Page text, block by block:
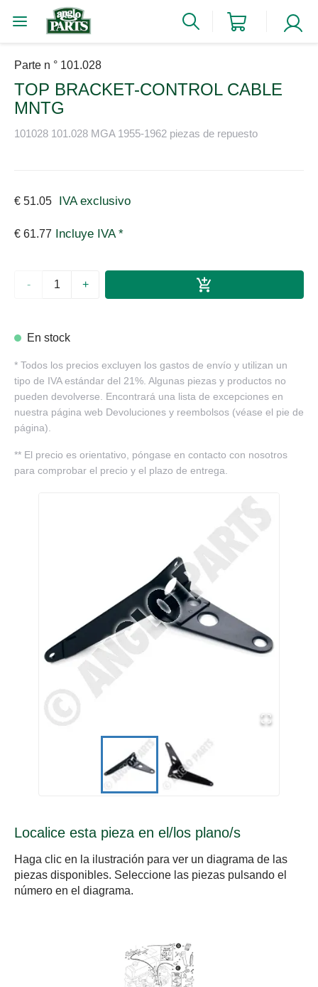
Parte n ° 101.028
TOP BRACKET-CONTROL CABLE
MNTG
101028 101.028 MGA 1955-1962 piezas de repuesto
€ 51.05 IVA exclusivo
€ 61.77 Incluye IVA *
- +
En stock
* Todos los precios excluyen los gastos de envío y utilizan un
tipo de IVA estándar del 21%. Algunas piezas y productos no
pueden devolverse. Encontrará una lista de excepciones en
nuestra página web Devoluciones y reembolsos (véase el pie de
página).
** El precio es orientativo, póngase en contacto con nosotros
para comprobar el precio y el plazo de entrega.
Localice esta pieza en el/los plano/s
Haga clic en la ilustración para ver un diagrama de las
piezas disponibles. Seleccione las piezas pulsando el
número en el diagrama.